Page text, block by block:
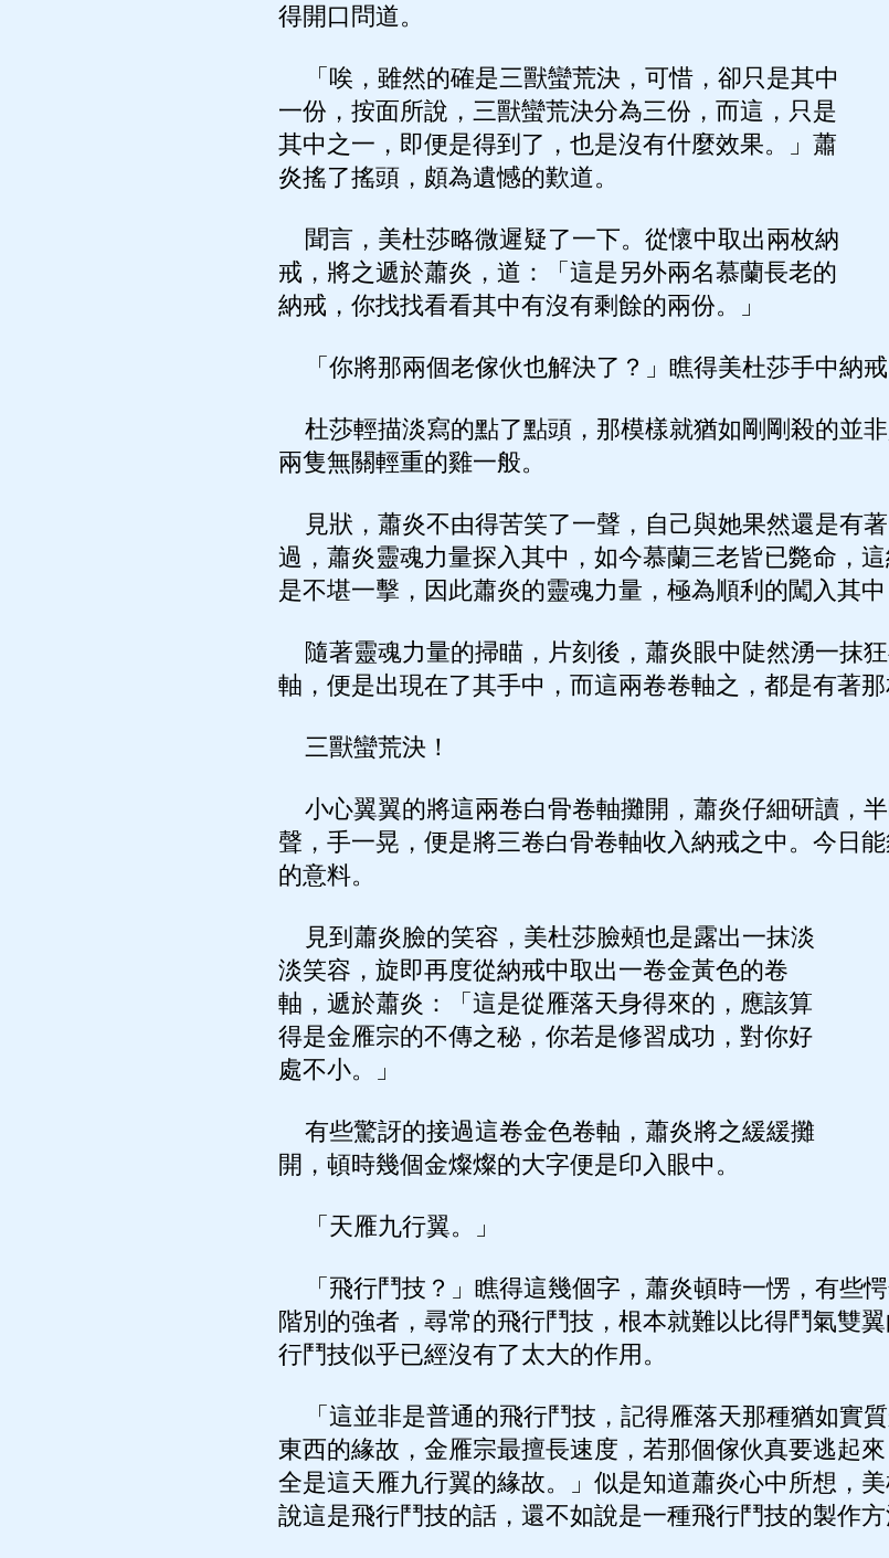
得開口問道。
「唉，雖然的確是三獸蠻荒決，可惜，卻只是其中
一份，按面所說，三獸蠻荒決分為三份，而這，只是
其中之一，即便是得到了，也是沒有什麼效果。」蕭
炎搖了搖頭，頗為遺憾的歎道。
聞言，美杜莎略微遲疑了一下。從懷中取出兩枚納
戒，將之遞於蕭炎，道：「這是另外兩名慕蘭長老的
納戒，你找找看看其中有沒有剩餘的兩份。」
「你將那兩個老傢伙也解決了？」瞧得美杜莎手中納戒
杜莎輕描淡寫的點了點頭，那模樣就猶如剛剛殺的並
兩隻無關輕重的雞一般。
見狀，蕭炎不由得苦笑了一聲，自己與她果然還是有
過，蕭炎靈魂力量探入其中，如今慕蘭三老皆已斃命，
是不堪一擊，因此蕭炎的靈魂力量，極為順利的闖入其中
隨著靈魂力量的掃瞄，片刻後，蕭炎眼中陡然湧一抹
軸，便是出現在了其手中，而這兩卷卷軸之，都是有著那
三獸蠻荒決！
小心翼翼的將這兩卷白骨卷軸攤開，蕭炎仔細研讀，
聲，手一晃，便是將三卷白骨卷軸收入納戒之中。今日
的意料。
見到蕭炎臉的笑容，美杜莎臉頰也是露出一抹淡
淡笑容，旋即再度從納戒中取出一卷金黃色的卷
軸，遞於蕭炎：「這是從雁落天身得來的，應該算
得是金雁宗的不傳之秘，你若是修習成功，對你好
處不小。」
有些驚訝的接過這卷金色卷軸，蕭炎將之緩緩攤
開，頓時幾個金燦燦的大字便是印入眼中。
「天雁九行翼。」
「飛行鬥技？」瞧得這幾個字，蕭炎頓時一愣，有些
階別的強者，尋常的飛行鬥技，根本就難以比得鬥氣雙
行鬥技似乎已經沒有了太大的作用。
「這並非是普通的飛行鬥技，記得雁落天那種猶如實
東西的緣故，金雁宗最擅長速度，若那個傢伙真要逃起
全是這天雁九行翼的緣故。」似是知道蕭炎心中所想，
說這是飛行鬥技的話，還不如說是一種飛行鬥技的製作方